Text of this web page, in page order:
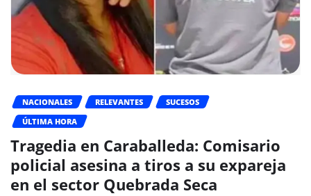
NACIONALES RELEVANTES
SUCESOS
ÚLTIMA HORA
Tragedia en Caraballeda: Comisario
policial asesina a tiros a su expareja
en el sector Quebrada Seca